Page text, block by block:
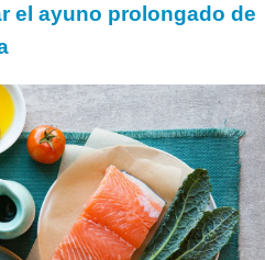
el ayuno prolongado de